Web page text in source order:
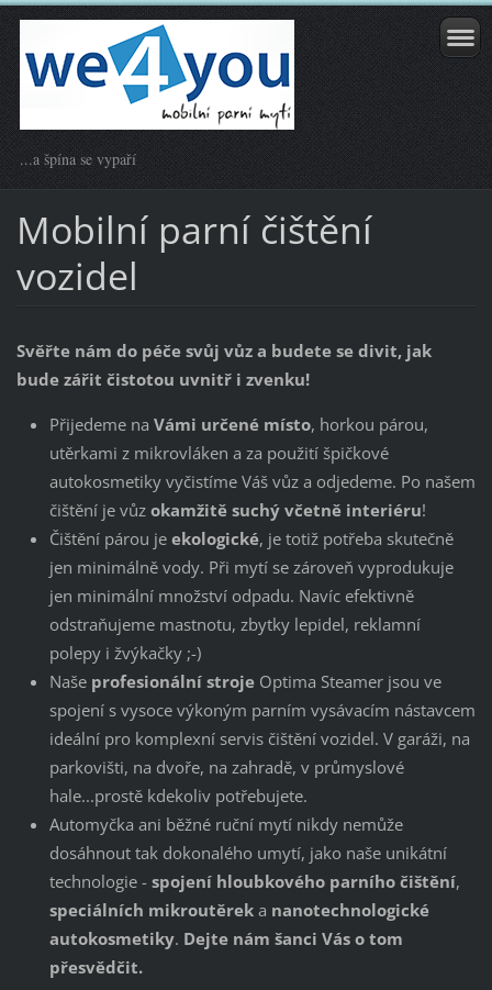
...a špína se vypaří
Mobilní parní čištění
vozidel
Svěřte nám do péče svůj vůz a budete se divit, jak
bude zářit čistotou uvnitř i zvenku!
Přijedeme na Vámi určené místo, horkou párou,
utěrkami z mikrovláken a za použití špičkové
autokosmetiky vyčistíme Váš vůz a odjedeme. Po našem
čištění je vůz okamžitě suchý včetně interiéru!
Čištění párou je ekologické, je totiž potřeba skutečně
jen minimálně vody. Při mytí se zároveň vyprodukuje
jen minimální množství odpadu. Navíc efektivně
odstraňujeme mastnotu, zbytky lepidel, reklamní
polepy i žvýkačky ;-)
Naše profesionální strojeOptima Steamer jsou ve
spojení s vysoce výkoným parním vysávacím nástavcem
ideální pro komplexní servis čištění vozidel. V garáži, na
parkovišti, na dvoře, na zahradě, v průmyslové
hale...prostě kdekoliv potřebujete.
Automyčka ani běžné ruční mytí nikdy nemůže
dosáhnout tak dokonalého umytí, jako naše unikátní
technologie - spojení hloubkového parního čištění,
speciálních mikroutěreka nanotechnologické
autokosmetiky. Dejte nám šanci Vás o tom
přesvědčit.